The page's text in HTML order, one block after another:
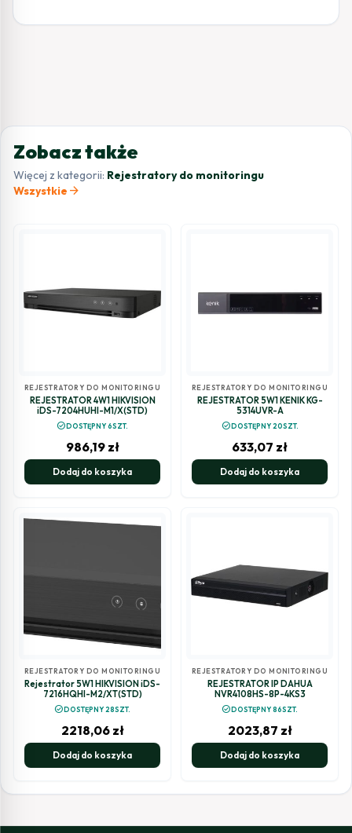
Zobacz także
Więcej z kategorii: Rejestratory do monitoringu
Wszystkie arrow_forward
REJESTRATORY DO MONITORINGU
REJESTRATOR 4W1 HIKVISION
iDS-7204HUHI-M1/X(STD)
check_circleDOSTĘPNY 6SZT.
986,19 zł
Dodaj do koszyka
REJESTRATORY DO MONITORINGU
REJESTRATOR 5W1 KENIK KG-
5314UVR-A
check_circleDOSTĘPNY 20SZT.
633,07 zł
Dodaj do koszyka
REJESTRATORY DO MONITORINGU
Rejestrator 5W1 HIKVISION iDS-
7216HQHI-M2/XT(STD)
check_circleDOSTĘPNY 28SZT.
2218,06 zł
Dodaj do koszyka
REJESTRATORY DO MONITORINGU
REJESTRATOR IP DAHUA
NVR4108HS-8P-4KS3
check_circleDOSTĘPNY 86SZT.
2023,87 zł
Dodaj do koszyka